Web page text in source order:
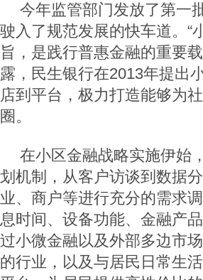
今年监管部门发放了第一
驶入了规范发展的快车道。“
旨，是践行普惠金融的重要
露，民生银行在2013年提出
店到平台，极力打造能够为
圈。
在小区金融战略实施伊始
划机制，从客户访谈到数据
业、商户等进行充分的需求
息时间、设备功能、金融产
过小微金融以及外部多边市
的行业，以及与居民日常生